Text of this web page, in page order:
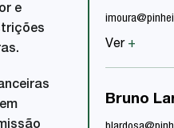
e
Ver +
Bruno